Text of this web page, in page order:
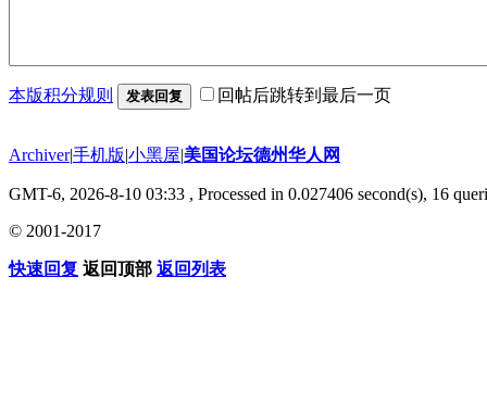
本版积分规则 发表回复 回帖后跳转到最后一页
Archiver|手机版|小黑屋|美国论坛德州华人网
GMT-6, 2026-8-10 03:33 , Processed in 0.027406 second(s), 16
© 2001-2017
快速回复 返回顶部 返回列表